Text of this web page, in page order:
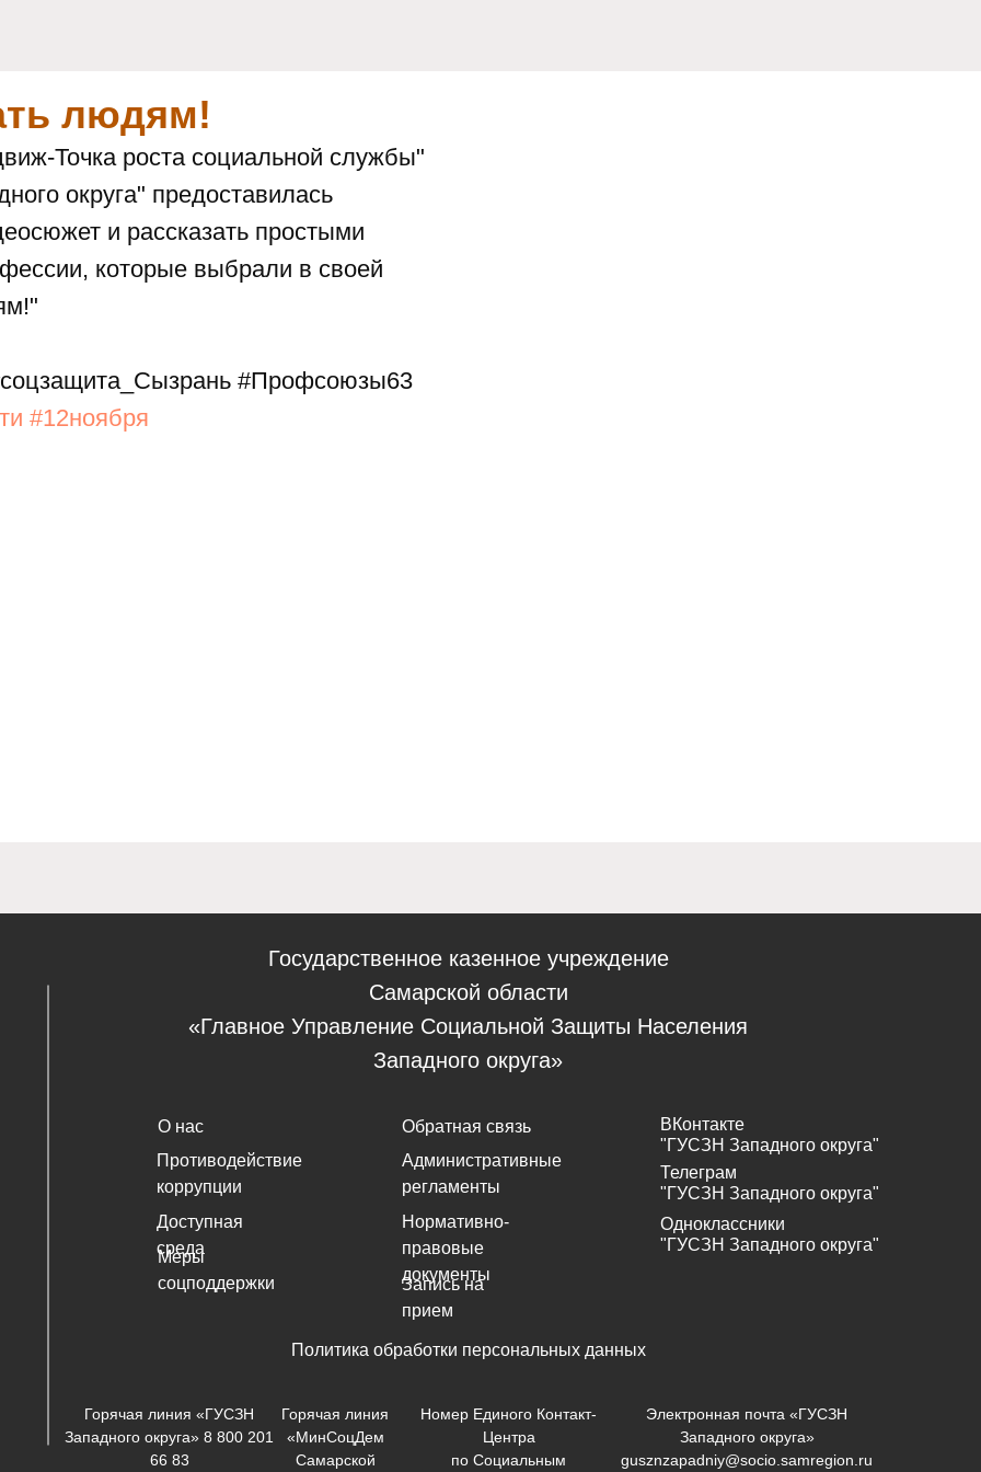
людям!
Точка роста социальной службы"
округа" предоставилась
и рассказать простыми
которые выбрали в своей
#Профсоюзы63
#12ноября
Государственное казенное учреждение
Самарской области
«Главное Управление Социальной Защиты Населения
Западного округа»
Горячая линия «ГУСЗН
Западного округа» 8 800 201
66 83
Горячая линия
«МинСоцДем
Самарской
Номер Единого Контакт-
Центра
по Социальным
Электронная почта «ГУСЗН
Западного округа»
gusznzapadniy@socio.samregion.ru
О нас
Противодействие
коррупции
Доступная
среда
Меры
соцподдержки
Политика обработки персональных данных
Обратная связь
Административные
регламенты
Нормативно-
правовые
документы
Запись на
прием
ВКонтакте
"ГУСЗН Западного округа"
Телеграм
"ГУСЗН Западного округа"
Одноклассники
"ГУСЗН Западного округа"